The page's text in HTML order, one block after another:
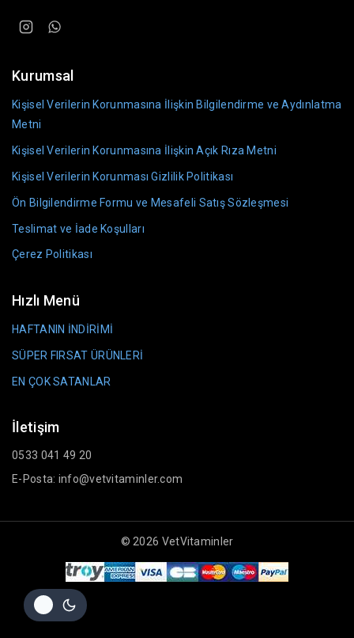
Kurumsal
Kişisel Verilerin Korunmasına İlişkin Bilgilendirme ve Aydınlatma
Metni
Kişisel Verilerin Korunmasına İlişkin Açık Rıza Metni
Kişisel Verilerin Korunması Gizlilik Politikası
Ön Bilgilendirme Formu ve Mesafeli Satış Sözleşmesi
Teslimat ve İade Koşulları
Çerez Politikası
Hızlı Menü
HAFTANIN İNDİRİMİ
SÜPER FIRSAT ÜRÜNLERİ
EN ÇOK SATANLAR
İletişim
0533 041 49 20
E-Posta: info@vetvitaminler.com
© 2026 VetVitaminler